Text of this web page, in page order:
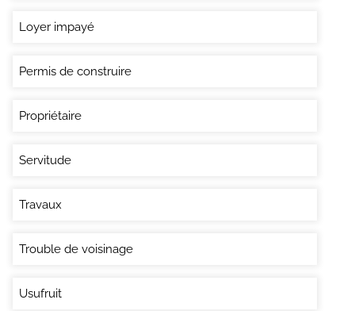
Loyer impayé
Permis de construire
Propriétaire
Servitude
Travaux
Trouble de voisinage
Usufruit